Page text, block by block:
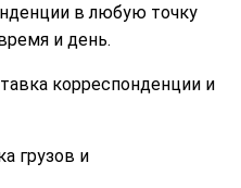
в любую точку
и день.
корреспонденции и
грузов и